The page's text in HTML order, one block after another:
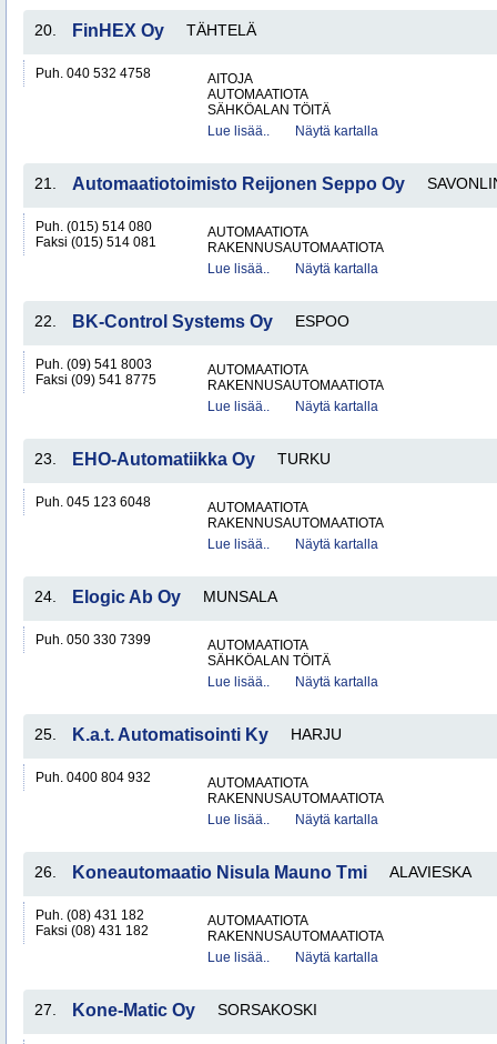
20. FinHEX Oy TÄHTELÄ
Puh. 040 532 4758
AITOJA
AUTOMAATIOTA
SÄHKÖALAN TÖITÄ
Lue lisää..
Näytä kartalla
21. Automaatiotoimisto Reijonen Seppo Oy
Puh. (015) 514 080
Faksi (015) 514 081
AUTOMAATIOTA
RAKENNUSAUTOMAATIOTA
Lue lisää..
Näytä kartalla
22. BK-Control Systems Oy ESPOO
Puh. (09) 541 8003
Faksi (09) 541 8775
AUTOMAATIOTA
RAKENNUSAUTOMAATIOTA
Lue lisää..
Näytä kartalla
23. EHO-Automatiikka Oy TURKU
Puh. 045 123 6048
AUTOMAATIOTA
RAKENNUSAUTOMAATIOTA
Lue lisää..
Näytä kartalla
24. Elogic Ab Oy MUNSALA
Puh. 050 330 7399
AUTOMAATIOTA
SÄHKÖALAN TÖITÄ
Lue lisää..
Näytä kartalla
25. K.a.t. Automatisointi Ky HARJU
Puh. 0400 804 932
AUTOMAATIOTA
RAKENNUSAUTOMAATIOTA
Lue lisää..
Näytä kartalla
26. Koneautomaatio Nisula Mauno Tmi ALAVIESKA
Puh. (08) 431 182
Faksi (08) 431 182
AUTOMAATIOTA
RAKENNUSAUTOMAATIOTA
Lue lisää..
Näytä kartalla
27. Kone-Matic Oy SORSAKOSKI